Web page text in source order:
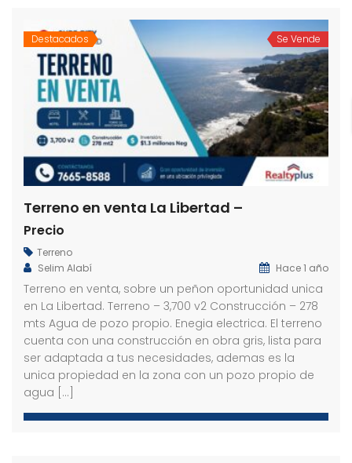
Destacados Se Vende
Terreno en venta La Libertad –
Precio
Terreno
Selim Alabí
Hace 1 año
Terreno en venta, sobre un peñon oportunidad unica
en La Libertad. Terreno – 3,700 v2 Construcción – 278
mts Agua de pozo propio. Enegia electrica. El terreno
cuenta con una construcción en obra gris, lista para
ser adaptada a tus necesidades, ademas es la
unica propiedad en la zona con un pozo propio de
agua […]